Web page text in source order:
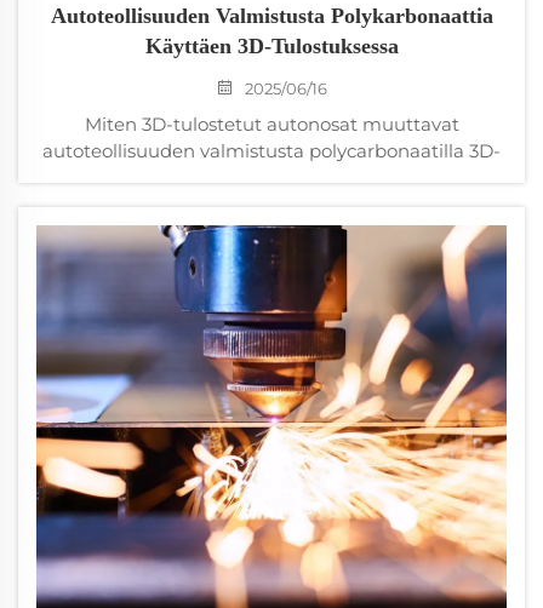
Autoteollisuuden Valmistusta Polykarbonaattia
Käyttäen 3D-Tulostuksessa
2025/06/16
Miten 3D-tulostetut autonosat muuttavat
autoteollisuuden valmistusta polycarbonaatilla 3D-
valmistustekniikoiden, erityisesti ajoneuvon 3D-
tulostettujen osien valmistamisen osalta...